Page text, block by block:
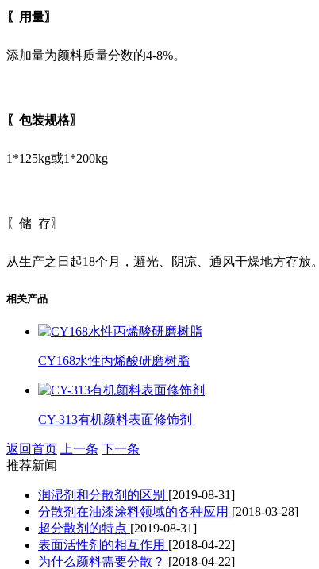
〖用量〗
添加量为颜料质量分数的4-8%。
〖包装规格〗
1*125kg或1*200kg
〖储 存〗
从生产之日起18个月，避光、阴凉、通风干燥地方存放。
相关产品
CY168水性丙烯酸研磨树脂
CY-313有机颜料表面修饰剂
返回首页 上一条 下一条
推荐新闻
润湿剂和分散剂的区别 [2019-08-31]
分散剂在油漆涂料领域的各种应用 [2018-03-28]
超分散剂的特点 [2019-08-31]
表面活性剂的相互作用 [2018-04-22]
为什么颜料需要分散？ [2018-04-22]